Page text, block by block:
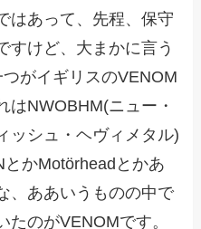
はあって、先程、保守
すけど、大まかに言う
がイギリスのVENOM
はNWOBHM(ニュー・
ッシュ・ヘヴィメタル)
かMotörheadとかあ
、ああいうものの中で
のがVENOMです。